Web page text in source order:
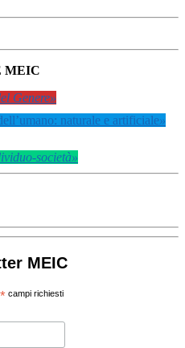
MEIC
Genere»
naturale e artificiale»
società»
MEIC
*campi richiesti